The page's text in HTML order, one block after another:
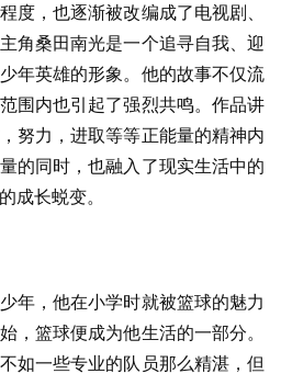
度，也逐渐被改编成了电视剧、
角桑田南光是一个追寻自我、迎
年英雄的形象。他的故事不仅流
围内也引起了强烈共鸣。作品讲
努力，进取等等正能量的精神内
的同时，也融入了现实生活中的
成长蜕变。
年，他在小学时就被篮球的魅力
，篮球便成为他生活的一部分。
如一些专业的队员那么精湛，但